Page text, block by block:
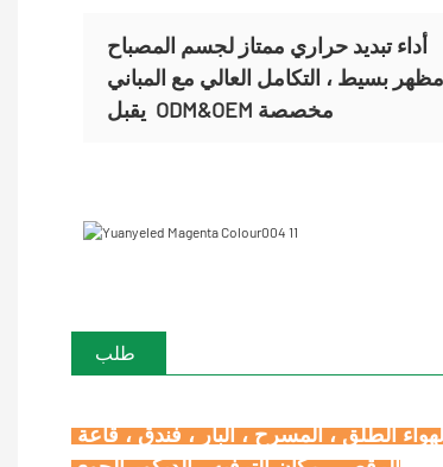
أداء تبديد حراري ممتاز لجسم المصباح
مظهر بسيط ، التكامل العالي مع المباني
ODM&OEM مخصصة
إضاءة بناء الجدران الداخلية/الخارجية ، لوحة إعلانات ، زخرفة الفندق ، مباني الجدران ، مربع ، حديقة الملاهي ، جسر في الهواء الطلق ، المسرح ، البار ، فندق ، قاعة